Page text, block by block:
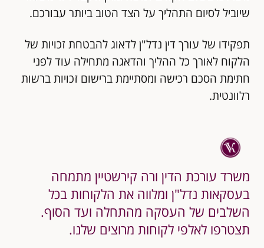
שיוביל לסיום התהליך על הצד הטוב ביותר עבורכם.
תפקידו של עורך דין נדל"ן לדאוג להבטחת זכויות של
הלקוח לאורך כל ההליך והדאגה מתחילה עוד לפני
חתימת הסכם רכישה ומסתיימת ברישום זכויות ברשות
רלוונטית.
משרד עורכת הדין ורה קירשטיין מתמחה
בעסקאות נדל"ן ומלווה את הלקוחות בכל
השלבים של העסקה מהתחלה ועד הסוף.
תצטרפו לאלפי לקוחות מרוצים שלנו.